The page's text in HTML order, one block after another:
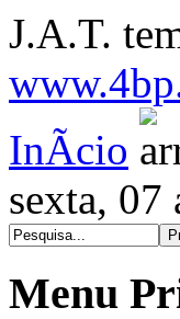
J.A.T.
InÃ­cio
sexta, 07
Menu